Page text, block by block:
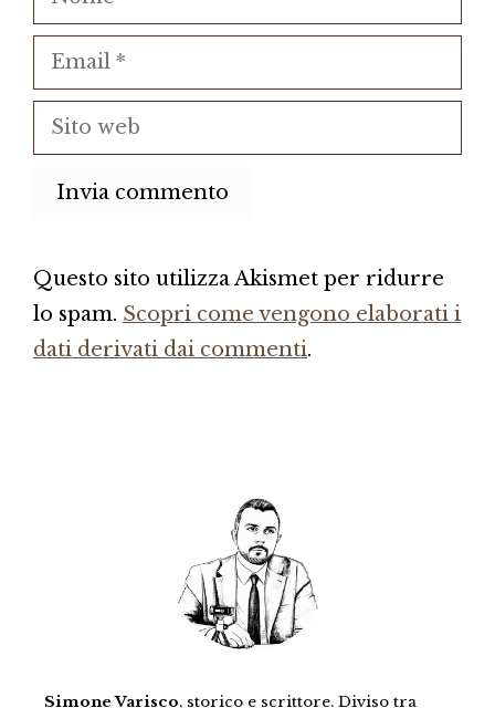
Email
Sito
web
Questo sito utilizza Akismet per ridurre
lo spam. Scopri come vengono elaborati i
dati derivati dai commenti.
Simone Varisco, storico e scrittore. Diviso tra